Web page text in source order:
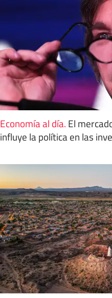
Economía al día. El
influye la política en las